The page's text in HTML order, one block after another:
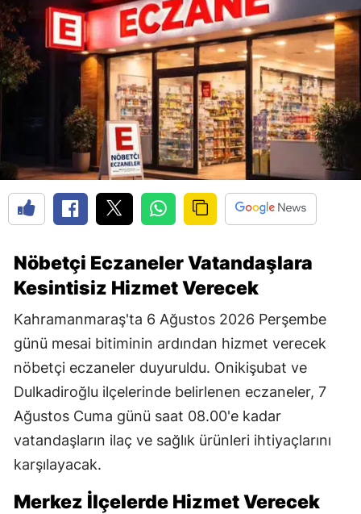
Nöbetçi Eczaneler Vatandaşlara
Kesintisiz Hizmet Verecek
Kahramanmaraş'ta 6 Ağustos 2026 Perşembe
günü mesai bitiminin ardından hizmet verecek
nöbetçi eczaneler duyuruldu. Onikişubat ve
Dulkadiroğlu ilçelerinde belirlenen eczaneler, 7
Ağustos Cuma günü saat 08.00'e kadar
vatandaşların ilaç ve sağlık ürünleri ihtiyaçlarını
karşılayacak.
Merkez İlçelerde Hizmet Verecek